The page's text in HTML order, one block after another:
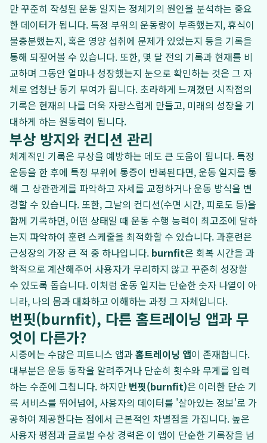
만 꾸준히 작성된 운동 일지는 정체기의 원인을 분석하는 중요
한 데이터가 됩니다. 특정 부위의 운동량이 부족했는지, 휴식이
불충분했는지, 혹은 영양 섭취에 문제가 있었는지 등을 기록을
통해 되짚어볼 수 있습니다. 또한, 몇 달 전의 기록과 현재를 비
교하며 그동안 얼마나 성장했는지 눈으로 확인하는 것은 그 자
체로 엄청난 동기 부여가 됩니다. 초라하게 느껴졌던 시작점의
기록은 현재의 나를 더욱 자랑스럽게 만들고, 미래의 성장을 기
대하게 하는 원동력이 됩니다.
부상 방지와 컨디션 관리
체계적인 기록은 부상을 예방하는 데도 큰 도움이 됩니다. 특정
운동을 한 후에 특정 부위에 통증이 반복된다면, 운동 일지를 통
해 그 상관관계를 파악하고 자세를 교정하거나 운동 방식을 변
경할 수 있습니다. 또한, 그날의 컨디션(수면 시간, 피로도 등)을
함께 기록하면, 어떤 상태일 때 운동 수행 능력이 최고조에 달하
는지 파악하여 훈련 스케줄을 최적화할 수 있습니다. 과훈련은
근성장의 가장 큰 적 중 하나입니다. burnfit은 회복 시간을 과
학적으로 계산해주어 사용자가 무리하지 않고 꾸준히 성장할
수 있도록 돕습니다. 이처럼 운동 일지는 단순한 숫자 나열이 아
니라, 나의 몸과 대화하고 이해하는 과정 그 자체입니다.
번핏(burnfit), 다른 홈트레이닝 앱과 무
엇이 다른가?
시중에는 수많은 피트니스 앱과홈트레이닝 앱이 존재합니다.
대부분은 운동 동작을 알려주거나 단순히 횟수와 무게를 입력
하는 수준에 그칩니다. 하지만 번핏(burnfit)은 이러한 단순 기
록 서비스를 뛰어넘어, 사용자의 데이터를 '살아있는 정보'로 가
공하여 제공한다는 점에서 근본적인 차별점을 가집니다. 높은
사용자 평점과 글로벌 수상 경력은 이 앱이 단순한 기록장을 넘